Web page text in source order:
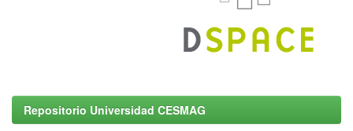
Repositorio Universidad CESMAG